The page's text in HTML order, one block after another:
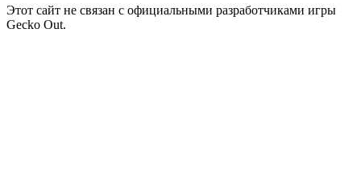
Этот сайт не связан с официальными разработчиками игры
Gecko Out.